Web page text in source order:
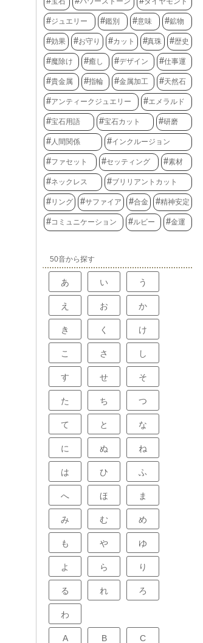
ジュエリー 鑑別 意味 鉱物
効果 お守り カット 真珠 歴史
魔除け 癒し デザイン 仕事運
貴金属 指輪 金属加工 天然石
アンティークジュエリー エメラルド
宝石用語 宝石カット 研磨
人間関係 インクルージョン
ファセット セッティング 素材
ネックレス ブリリアントカット
リング サファイア 合金 精神安定
コミュニケーション ルビー 金運
50音から探す
あ い う
え お か
き く け
こ さ し
す せ そ
た ち つ
て と な
に ぬ ね
は ひ ふ
へ ほ ま
み む め
も や ゆ
よ ら り
る れ ろ
わ
A B C